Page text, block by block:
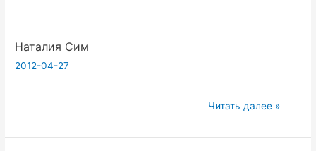
Наталия Сим
2012-04-27
Наталия
Читать далее »